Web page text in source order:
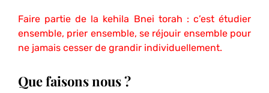
Faire partie de la kehila Bnei torah : c’est étudier
ensemble, prier ensemble, se réjouir ensemble pour
ne jamais cesser de grandir individuellement.
Que faisons nous ?